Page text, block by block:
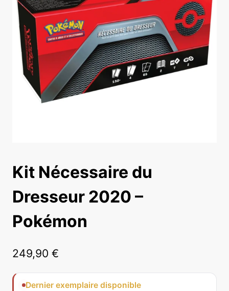
Kit Nécessaire du
Dresseur 2020 –
Pokémon
249,90 €
Dernier exemplaire disponible